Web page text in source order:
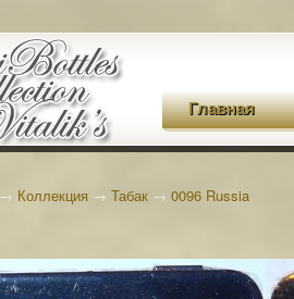
Главная
→ Коллекция → Табак → 0096 Russia